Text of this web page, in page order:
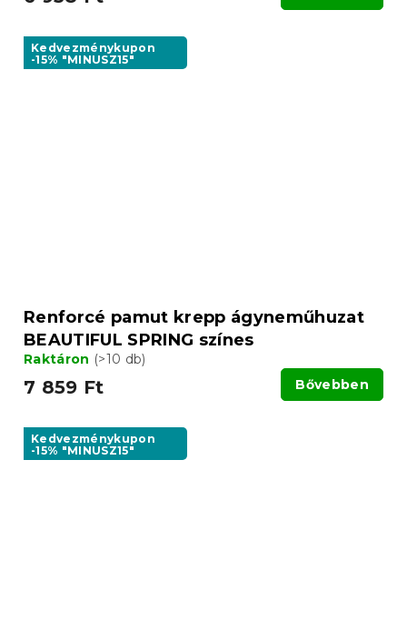
Kedvezménykupon
-15% "MINUSZ15"
Renforcé pamut krepp ágyneműhuzat
BEAUTIFUL SPRING színes
Raktáron (>10 db)
7 859 Ft Bővebben
Kedvezménykupon
-15% "MINUSZ15"